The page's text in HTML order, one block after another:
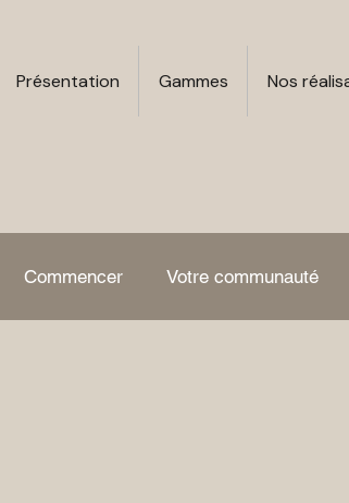
Présentation Gammes Nos
Commencer Votre communauté